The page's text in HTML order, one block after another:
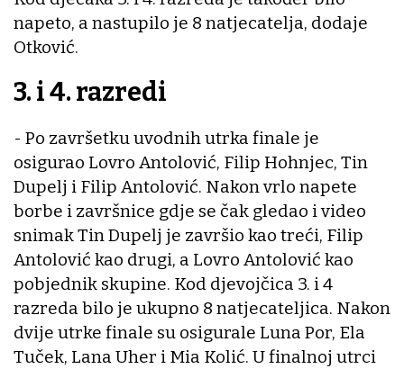
napeto, a nastupilo je 8 natjecatelja, dodaje
Otković.
3. i 4. razredi
- Po završetku uvodnih utrka finale je
osigurao Lovro Antolović, Filip Hohnjec, Tin
Dupelj i Filip Antolović. Nakon vrlo napete
borbe i završnice gdje se čak gledao i video
snimak Tin Dupelj je završio kao treći, Filip
Antolović kao drugi, a Lovro Antolović kao
pobjednik skupine. Kod djevojčica 3. i 4
razreda bilo je ukupno 8 natjecateljica. Nakon
dvije utrke finale su osigurale Luna Por, Ela
Tuček, Lana Uher i Mia Kolić. U finalnoj utrci